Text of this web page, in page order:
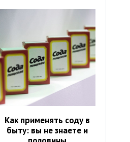
Как применять соду в
быту: вы не знаете и